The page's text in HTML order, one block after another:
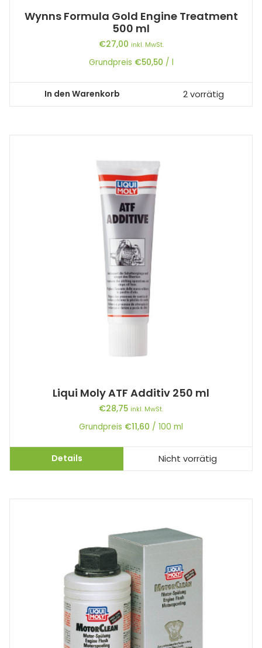
Wynns Formula Gold Engine Treatment
500 ml
€27,00 inkl. MwSt.
Grundpreis €50,50 / l
In den Warenkorb 2 vorrätig
Liqui Moly ATF Additiv 250 ml
€28,75 inkl. MwSt.
Grundpreis €11,60 / 100 ml
Details Nicht vorrätig